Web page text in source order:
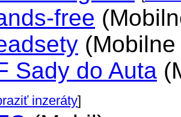
free
Sady do Auta
inzeráty]